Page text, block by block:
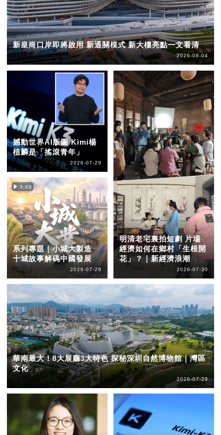
新皇崗口岸即將啟用 新通關模式 新大樓亮點一文看清
2026-08-04
撼動世界AI版圖 Kimi楊
植麟是「搖滾青年」
2026-07-29
3:49
系列專題｜小城大製造
十城故事解碼中國發展
2026-07-28
明清老宅裏拍短劇 片場
經濟如何在鄉村「生根開
花」？｜新經濟浪潮
2026-07-30
華南最大！8大展廳3大特色 探秘深圳自然博物館｜灣區
文化
2026-07-29